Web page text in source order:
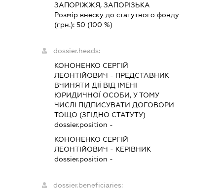
ЗАПОРІЖЖЯ, ЗАПОРІЗЬКА
Розмір внеску до статутного фонду
(грн.): 50 (100 %)
dossier.heads:
КОНОНЕНКО СЕРГІЙ
ЛЕОНТІЙОВИЧ - ПРЕДСТАВНИК
ВЧИНЯТИ ДІЇ ВІД ІМЕНІ
ЮРИДИЧНОЇ ОСОБИ, У ТОМУ
ЧИСЛІ ПІДПИСУВАТИ ДОГОВОРИ
ТОЩО (ЗГІДНО СТАТУТУ)
dossier.position -
КОНОНЕНКО СЕРГІЙ
ЛЕОНТІЙОВИЧ - КЕРІВНИК
dossier.position -
dossier.beneficiaries: